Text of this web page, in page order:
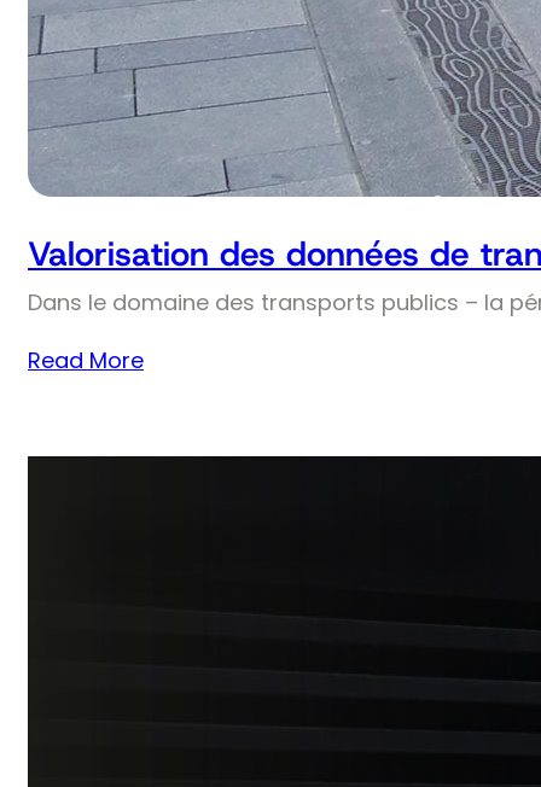
Valorisation des données de
Dans le domaine des transports publics – la
Read More